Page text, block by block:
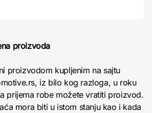
proizvoda
proizvodom kupljenim na sajtu
iz bilo kog razloga, u roku
prijema robe možete vratiti proizvod.
mora biti u istom stanju kao i kada